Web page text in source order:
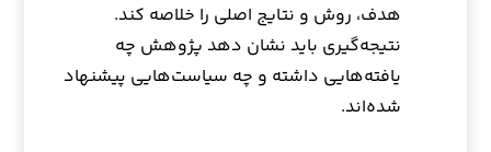
هدف، روش و نتایج اصلی را خلاصه کند.
نتیجه‌گیری باید نشان دهد پژوهش چه
یافته‌هایی داشته و چه سیاست‌هایی پیشنهاد
شده‌اند.